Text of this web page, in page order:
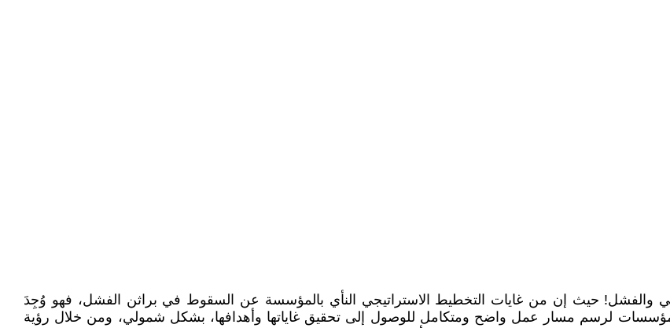
والفشل! حيث إن من غايات التخطيط الاستراتيجي النأي بالمؤسسة عن السقوط في براثن الفشل، فهو وُجِدَ
للمؤسسات لرسم مسار عمل واضح ومتكامل للوصول إلى تحقيق غاياتها وأهدافها، بشكل شمولي، ومن خلال رؤية